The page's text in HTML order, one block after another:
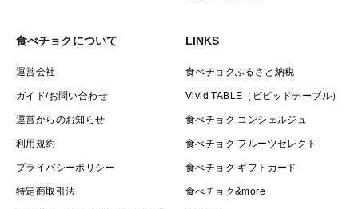
食べチョクについて
運営会社
ガイド/お問い合わせ
運営からのお知らせ
利用規約
プライバシーポリシー
特定商取引法
LINKS
食べチョクふるさと納税
Vivid TABLE（ビビッドテーブル）
食べチョク コンシェルジュ
食べチョク フルーツセレクト
食べチョク ギフトカード
食べチョク&more